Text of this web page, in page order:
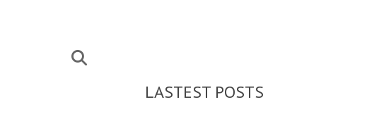
LASTEST POSTS